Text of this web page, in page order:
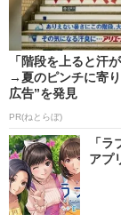
「階段を上ると汗
→夏のピンチに寄
広告”を発見
PR(ねとらぼ)
「
アプ